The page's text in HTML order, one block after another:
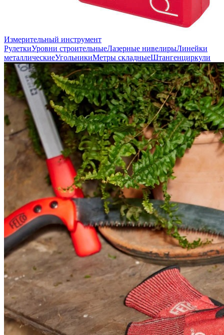
Измерительный инструмент
РулеткиУровни строительныеЛазерные нивелирыЛинейки
металлическиеУгольникиМетры складныеШтангенциркули